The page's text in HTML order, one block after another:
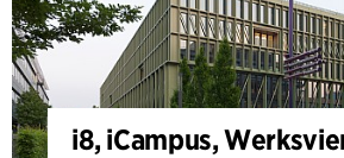
i8, iCampus,